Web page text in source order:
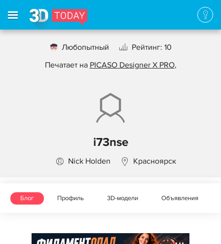
Любопытный
Рейтинг: 10
Печатает на PICASO Designer X PRO,
i73nse
Nick Holden Красноярск
Блог Профиль 3D-модели Объявления